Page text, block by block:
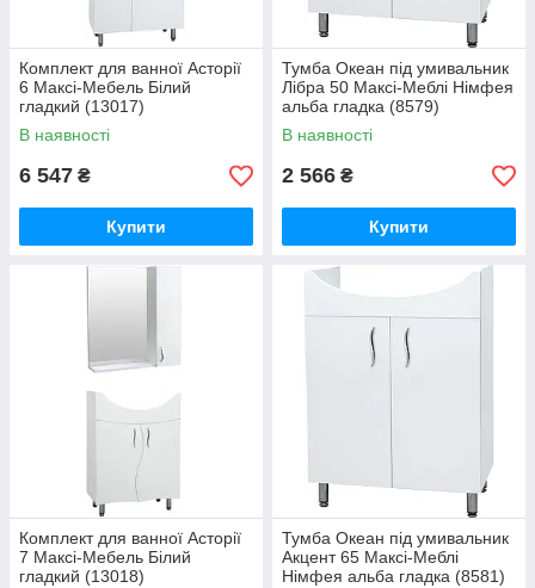
Комплект для ванної Асторії
6 Максі-Мебель Білий
гладкий (13017)
В наявності
6 547 ₴
Купити
Тумба Океан під умивальник
Лібра 50 Максі-Меблі Німфея
альба гладка (8579)
В наявності
2 566 ₴
Купити
Комплект для ванної Асторії
7 Максі-Мебель Білий
гладкий (13018)
Тумба Океан під умивальник
Акцент 65 Максі-Меблі
Німфея альба гладка (8581)